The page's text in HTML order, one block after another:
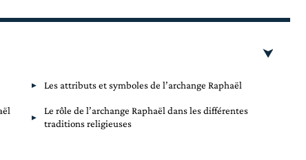
Les attributs et symboles de l’archange Raphaël
Le rôle de l’archange Raphaël dans les différentes
traditions religieuses